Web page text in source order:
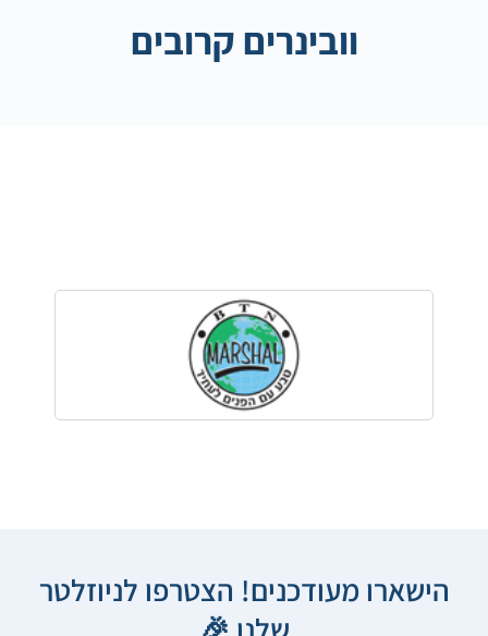
וובינרים קרובים
הישארו מעודכנים! הצטרפו לניוזלטר